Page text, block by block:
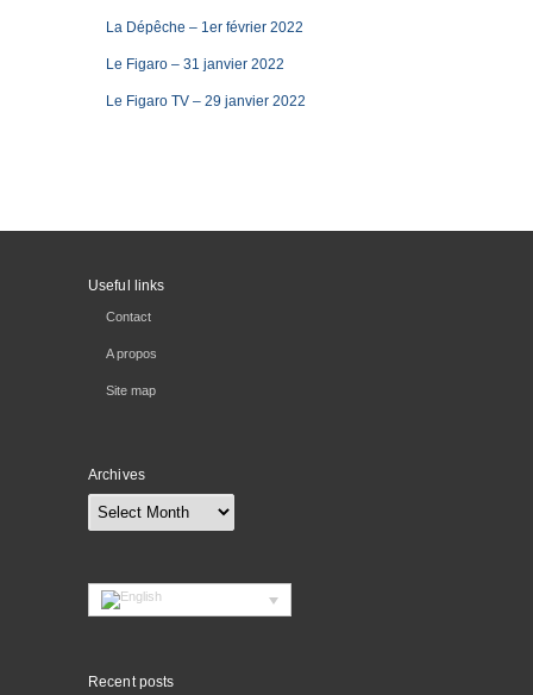
La Dépêche – 1er février 2022
Le Figaro – 31 janvier 2022
Le Figaro TV – 29 janvier 2022
Useful links
Contact
A propos
Site map
Archives
Archives
Recent posts